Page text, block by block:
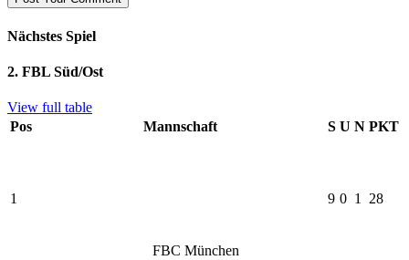
Nächstes Spiel
2. FBL Süd/Ost
View full table
Pos
Mannschaft S U N PKT
1
FBC München
9 0 1 28